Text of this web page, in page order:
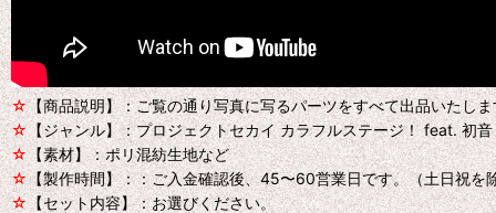
☆【商品説明】：ご覧の通り写真に写るパーツをすべて出品いたし
☆【ジャンル】：プロジェクトセカイ カラフルステージ！ feat.
☆【素材】：ポリ混紡生地など
☆【製作時間】：：ご入金確認後、45〜60営業日です。（土日祝を
☆ 【セット内容】：お選びください。